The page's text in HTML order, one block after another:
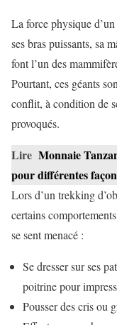
La force physique
ses bras puissants, sa
font l’un des
Pourtant, ces géants
conflit, à condition de
provoqués.
Lire Monnaie
pour différentes
Lors d’un trekking
certains
se sent menacé :
Se dresser sur ses
poitrine pour
Pousser des cris ou